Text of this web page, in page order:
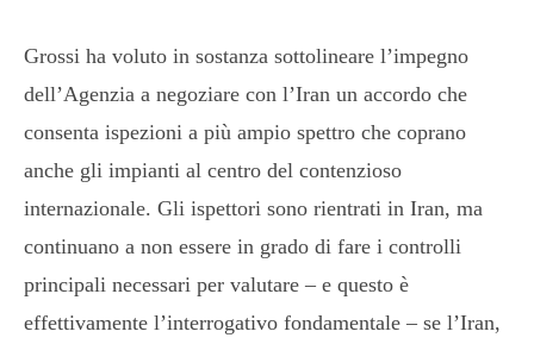
Grossi ha voluto in sostanza sottolineare l’impegno
dell’Agenzia a negoziare con l’Iran un accordo che
consenta ispezioni a più ampio spettro che coprano
anche gli impianti al centro del contenzioso
internazionale. Gli ispettori sono rientrati in Iran, ma
continuano a non essere in grado di fare i controlli
principali necessari per valutare – e questo è
effettivamente l’interrogativo fondamentale – se l’Iran,